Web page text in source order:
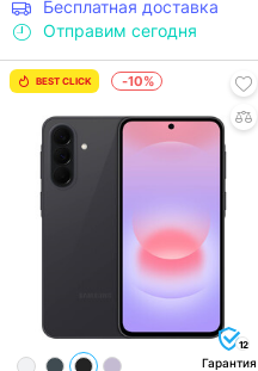
Бесплатная доставка
Отправим сегодня
BEST CLICK -10%
12
Гарантия